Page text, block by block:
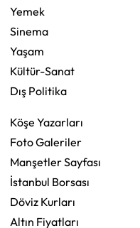
Yemek
Sinema
Yaşam
Kültür-Sanat
Dış Politika
Köşe Yazarları
Foto Galeriler
Manşetler Sayfası
İstanbul Borsası
Döviz Kurları
Altın Fiyatları